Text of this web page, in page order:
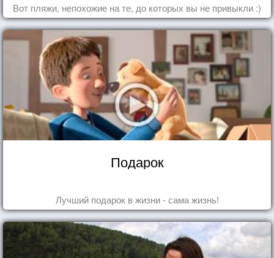
Вот пляжи, непохожие на те, до которых вы не привыкли :)
Подарок
Лучший подарок в жизни - сама жизнь!